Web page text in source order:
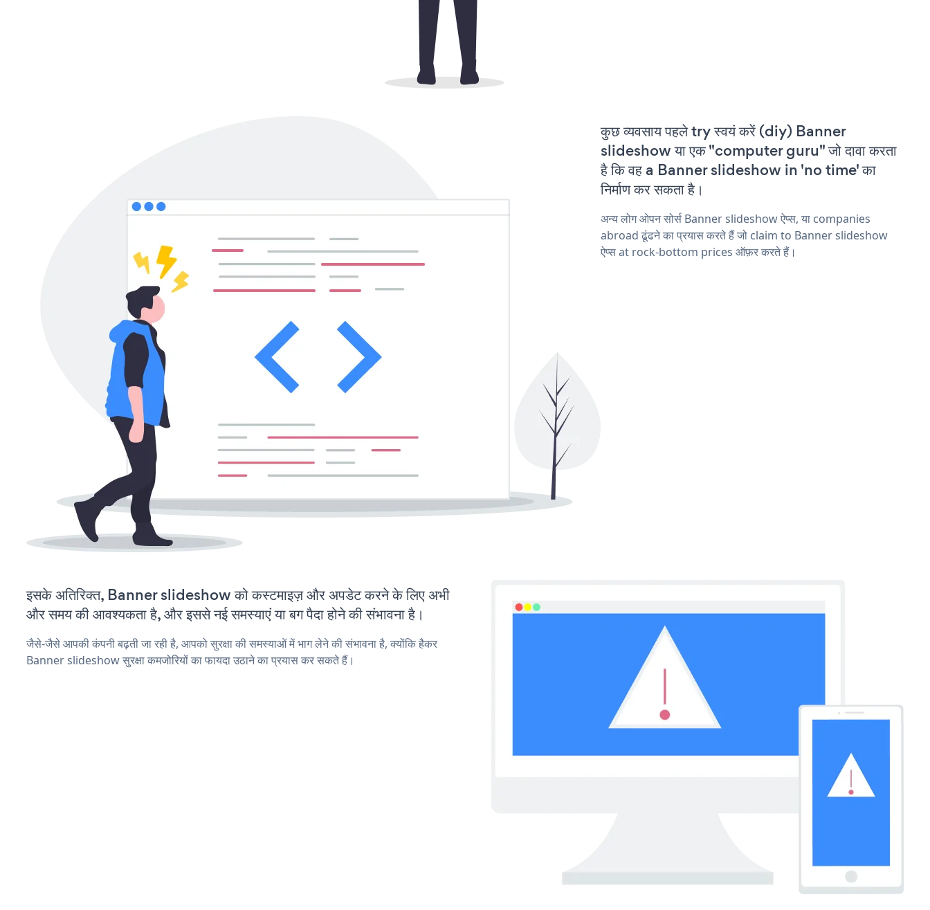
कुछ व्यवसाय पहले try स्वयं करें (diy) Banner
slideshow या एक "computer guru" जो दावा करता
है कि वह a Banner slideshow in 'no time' का
निर्माण कर सकता है।
अन्य लोग ओपन सोर्स Banner slideshow ऐप्स, या companies
abroad ढूंढने का प्रयास करते हैं जो claim to Banner slideshow
ऐप्स at rock-bottom prices ऑफ़र करते हैं।
इसके अतिरिक्त, Banner slideshow को कस्टमाइज़ और अपडेट करने के लिए अभी
और समय की आवश्यकता है, और इससे नई समस्याएं या बग पैदा होने की संभावना है।
जैसे-जैसे आपकी कंपनी बढ़ती जा रही है, आपको सुरक्षा की समस्याओं में भाग लेने की संभावना है, क्योंकि हैकर
Banner slideshow सुरक्षा कमजोरियों का फायदा उठाने का प्रयास कर सकते हैं।